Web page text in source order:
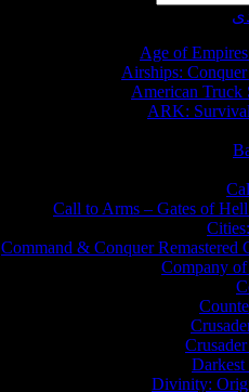
Age of
Airships:
American Truck
ARK:
Call to Arms – Gates of
Command & Conquer Remastered
Company of
Darkest
Divinity: